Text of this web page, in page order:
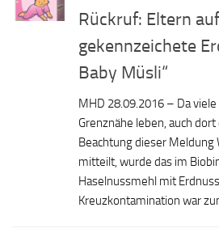
Rückruf: Eltern
gekennzeichete
Baby Müsli“
MHD 28.09.2016 – Da
Grenznähe leben, auch
Beachtung dieser Meldung
mitteilt, wurde das im
Haselnussmehl mit
Kreuzkontamination war